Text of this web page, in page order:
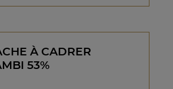
À CADRER
53%